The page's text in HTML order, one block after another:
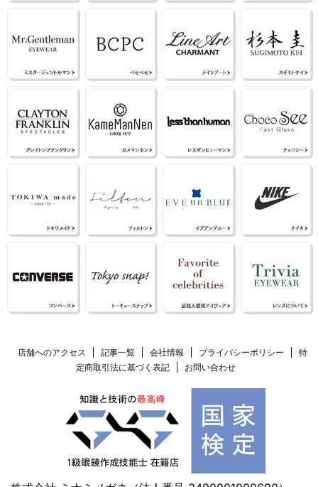
店舗へのアクセス 記事一覧 会社情報 プライバシーポリシー
特
定商取引法に基づく表記
お問い合わせ